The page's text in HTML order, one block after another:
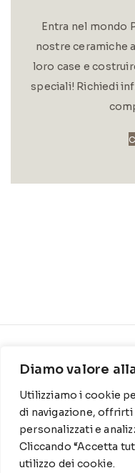
Diamo valore
Utilizziamo i cookie
di navigazione,
personalizzati e
Cliccando “Accetta
utilizzo dei cookie.
Entra nel mondo
nostre ceramiche
loro case e
speciali! Richiedi
1316 - 70044 Polignano
mare
T
WZ: 329 6510725